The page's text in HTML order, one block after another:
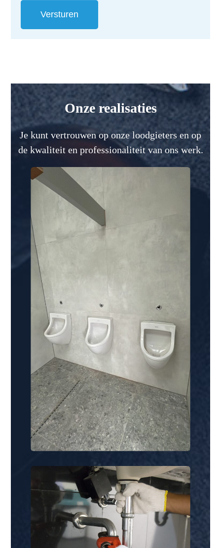
Versturen
Onze realisaties
Je kunt vertrouwen op onze loodgieters en op
de kwaliteit en professionaliteit van ons werk.